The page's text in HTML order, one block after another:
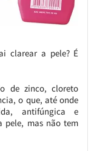
clarear a pele? É
de zinco, cloreto
o que, até onde
antifúngica e
pele, mas não tem